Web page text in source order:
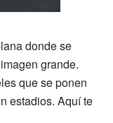
donde se
grande.
que se ponen
estadios. Aquí te